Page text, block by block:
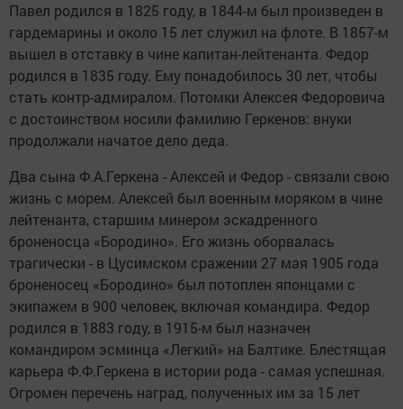
Павел родился в 1825 году, в 1844-м был произведен в
гардемарины и около 15 лет служил на флоте. В 1857-м
вышел в отставку в чине капитан-лейтенанта. Федор
родился в 1835 году. Ему понадобилось 30 лет, чтобы
стать контр-адмиралом. Потомки Алексея Федоровича
с достоинством носили фамилию Геркенов: внуки
продолжали начатое дело деда.
Два сына Ф.А.Геркена - Алексей и Федор - связали свою
жизнь с морем. Алексей был военным моряком в чине
лейтенанта, старшим минером эскадренного
броненосца «Бородино». Его жизнь оборвалась
трагически - в Цусимском сражении 27 мая 1905 года
броненосец «Бородино» был потоплен японцами с
экипажем в 900 человек, включая командира. Федор
родился в 1883 году, в 1915-м был назначен
командиром эсминца «Легкий» на Балтике. Блестящая
карьера Ф.Ф.Геркена в истории рода - самая успешная.
Огромен перечень наград, полученных им за 15 лет